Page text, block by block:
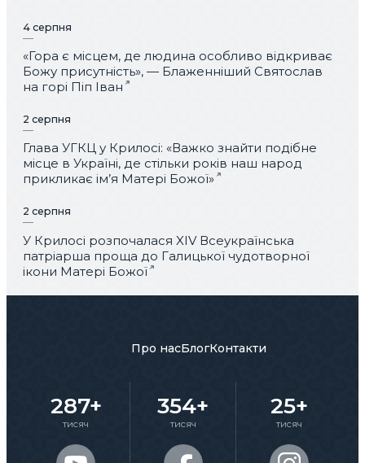
4 серпня
«Гора є місцем, де людина особливо відкриває
Божу присутність», — Блаженніший Святослав
на горі Піп Іван
2 серпня
Глава УГКЦ у Крилосі: «Важко знайти подібне
місце в Україні, де стільки років наш народ
прикликає ім’я Матері Божої»
2 серпня
У Крилосі розпочалася XIV Всеукраїнська
патріарша проща до Галицької чудотворної
ікони Матері Божої
Про насБлогКонтакти
287+
тисяч
354+
тисяч
25+
тисяч